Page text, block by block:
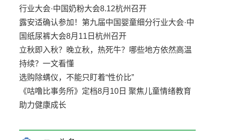
行业大会·中国奶粉大会8.12杭州召开
露安适确认参加！第九届中国婴童细分行业大会·中
国纸尿裤大会8月11日杭州召开
立秋即入秋？晚立秋，热死牛？哪些地方依然高温
持续？一文看懂
选购除螨仪，不能只盯着“性价比”
《咕噜比事务所》定档8月10日 聚焦儿童情绪教育
助力健康成长